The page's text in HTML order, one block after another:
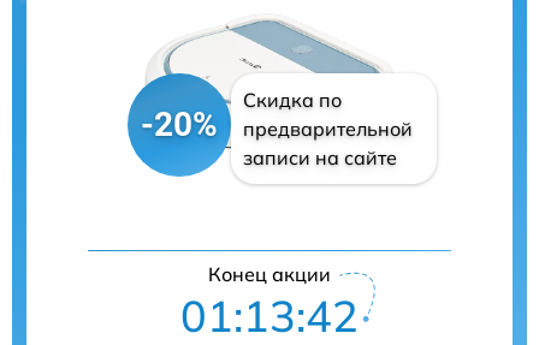
-20%
Скидка по
предварительной
записи на сайте
Конец акции
01:13:41